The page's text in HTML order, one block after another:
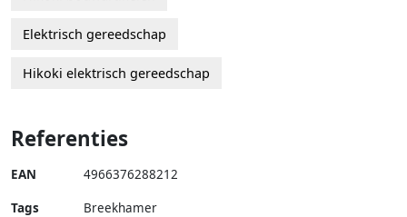
Elektrisch gereedschap
Hikoki elektrisch gereedschap
Referenties
EAN 4966376288212
Tags
Breekhamer